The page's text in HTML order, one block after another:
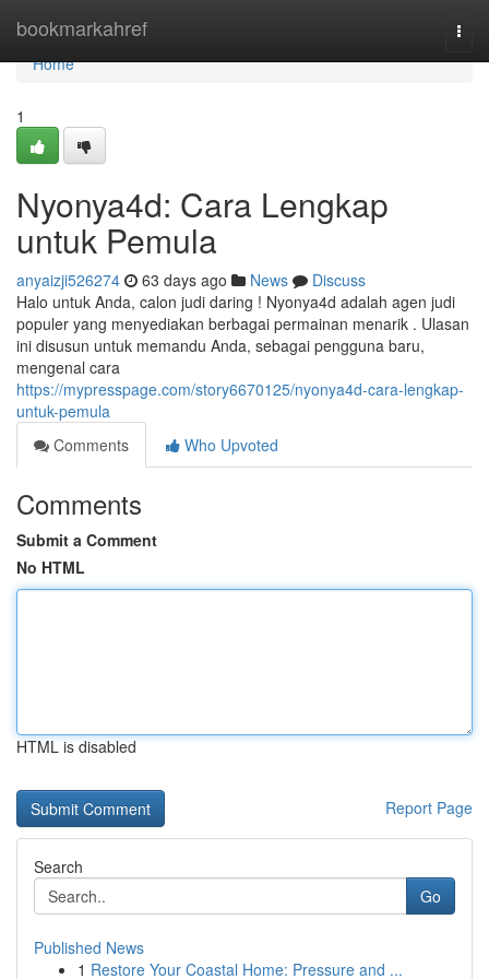
bookmarkahref
Home
Home
1
Nyonya4d: Cara Lengkap
untuk Pemula
anyaizji526274 63 days ago News
Discuss
Halo untuk Anda, calon judi daring ! Nyonya4d adalah agen judi
populer yang menyediakan berbagai permainan menarik . Ulasan
ini disusun untuk memandu Anda, sebagai pengguna baru,
mengenal cara
https://mypresspage.com/story6670125/nyonya4d-cara-lengkap-
untuk-pemula
Comments
Who Upvoted
Comments
Submit a Comment
No HTML
HTML is disabled
Report Page
Search
Go
Published News
1 Restore Your Coastal Home: Pressure and ...